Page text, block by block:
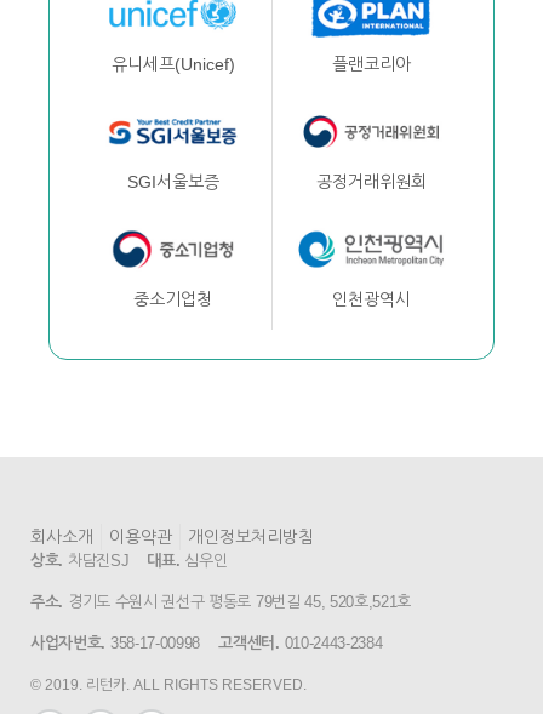
유니세프(Unicef) 플랜코리아
SGI서울보증 공정거래위원회
중소기업청 인천광역시
회사소개 이용약관 개인정보처리방침
상호. 차담진SJ 대표. 심우인
주소. 경기도 수원시 권선구 평동로 79번길 45, 520호,521호
사업자번호. 358-17-00998 고객센터. 010-2443-2384
© 2019. 리턴카. ALL RIGHTS RESERVED.